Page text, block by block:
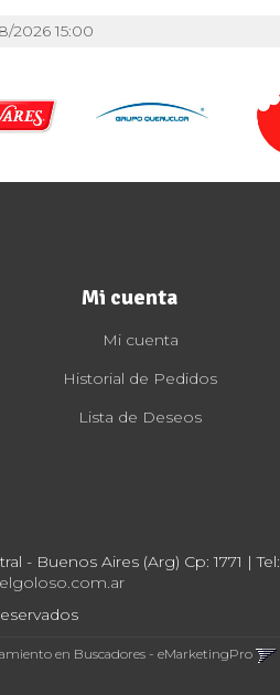
2026 15:00
Mi cuenta
Mi cuenta
Historial de Pedidos
Lista de Deseos
- Buenos Aires (Arg) Cp: 1771 | Tel:
en Buscadores - eMarketingPro